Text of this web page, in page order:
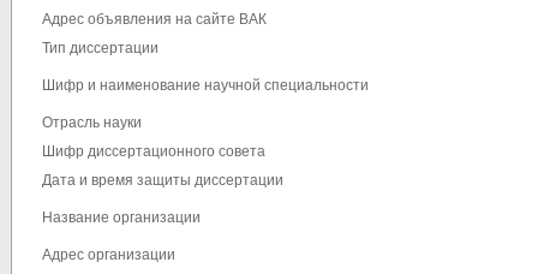
Адрес объявления на сайте ВАК
Тип диссертации
Шифр и наименование научной специальности
Отрасль науки
Шифр диссертационного совета
Дата и время защиты диссертации
Название организации
Адрес организации